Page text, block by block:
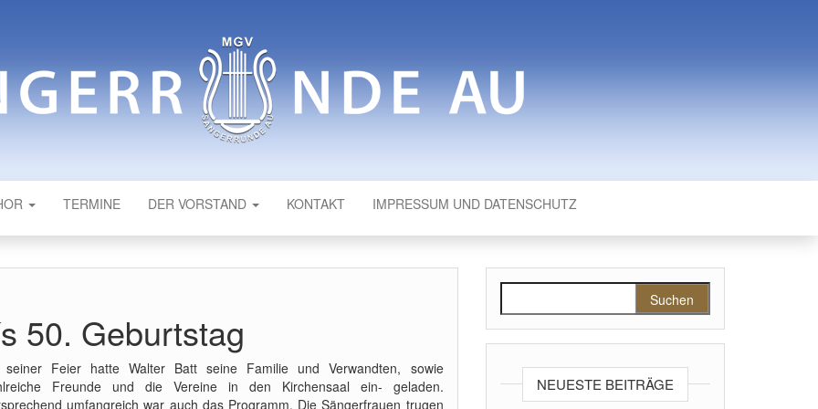
AU
TERMINE DER VORSTAND KONTAKT IMPRESSUM UND DATENSCHUTZ
50. Geburtstag
Feier hatte Walter Batt seine Familie und Verwandten, sowie
Freunde und die Vereine in den Kirchensaal ein- geladen.
umfangreich war auch das Programm. Die Sängerfrauen trugen
NEUESTE BEITRÄGE